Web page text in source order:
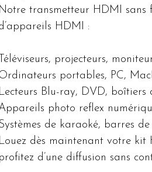
Notre transmetteur HDMI
HDMI :
Téléviseurs, projecteurs,
portables, PC,
Lecteurs Blu-ray, DVD,
photo reflex
de karaoké, barres de
Louez dès maintenant votre kit
profitez d’une diffusion sans